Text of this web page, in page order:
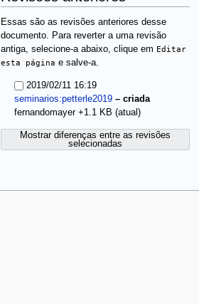
Essas são as revisões anteriores desse
documento. Para reverter a uma revisão
antiga, selecione-a abaixo, clique em Editar
esta página e salve-a.
2019/02/11 16:19
seminarios:petterle2019 – criada
fernandomayer +1.1 KB (atual)
Mostrar diferenças entre as revisões
selecionadas